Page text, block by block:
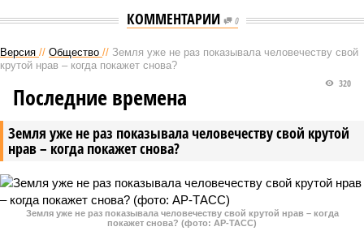
КОММЕНТАРИИ 0
Версия // Общество // Земля уже не раз показывала человечеству свой
крутой нрав – когда покажет снова?
Земля уже не раз показывала человечеству свой крутой
нрав – когда покажет снова?
320
Последние времена
Земля уже не раз показывала человечеству свой крутой нрав – когда
покажет снова? (фото: АР-ТАСС)